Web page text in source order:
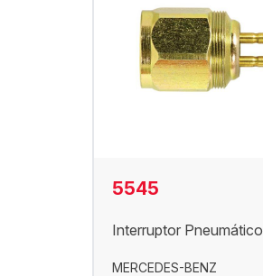
5545
Interruptor Pneumático
MERCEDES-BENZ